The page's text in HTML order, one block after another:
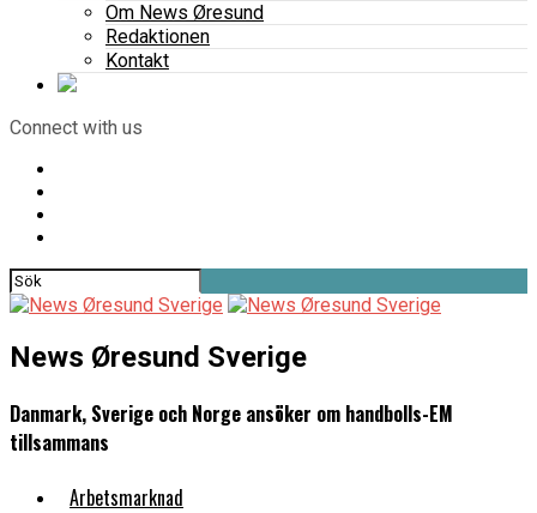
Om News Øresund
Redaktionen
Kontakt
Connect with us
News Øresund Sverige
Danmark, Sverige och Norge ansöker om handbolls-EM
tillsammans
Arbetsmarknad